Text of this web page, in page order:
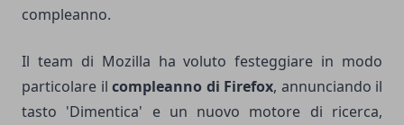
compleanno.
Il team di Mozilla ha voluto festeggiare in modo
particolare il compleanno di Firefox, annunciando il
tasto 'Dimentica' e un nuovo motore di ricerca,